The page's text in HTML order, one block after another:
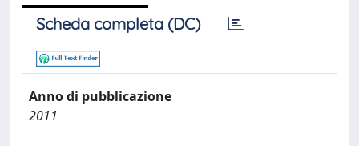
Scheda completa (DC)
Anno di pubblicazione
2011